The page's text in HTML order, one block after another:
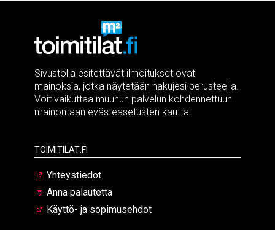
Sivustolla esitettävät ilmoitukset ovat
mainoksia, jotka näytetään hakujesi perusteella.
Voit vaikuttaa muuhun palvelun kohdennettuun
mainontaan evästeasetusten kautta.
Toimitilat.fi
Yhteystiedot
Anna palautetta
Käyttö- ja sopimusehdot